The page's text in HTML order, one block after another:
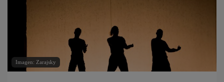
Imagen: Zarajsky